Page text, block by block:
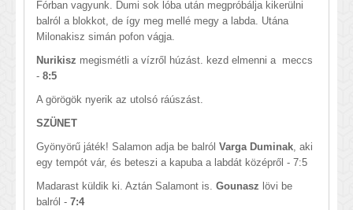
Fórban vagyunk. Dumi sok lóba után megpróbálja kikerülni
balról a blokkot, de így meg mellé megy a labda. Utána
Milonakisz simán pofon vágja.
Nurikisz megismétli a vízről húzást. kezd elmenni a meccs
- 8:5
A görögök nyerik az utolsó ráúszást.
SZÜNET
Gyönyörű játék! Salamon adja be balról Varga Duminak, aki
egy tempót vár, és beteszi a kapuba a labdát középről - 7:5
Madarast küldik ki. Aztán Salamont is. Gounasz lövi be
balról - 7:4